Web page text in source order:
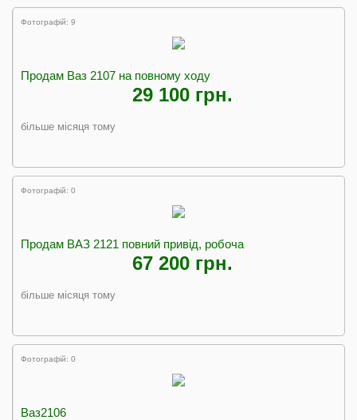
Фотографій: 9
Продам Ваз 2107 на повному ходу
29 100 грн.
більше місяця тому
Фотографій: 0
Продам ВАЗ 2121 повний привід, робоча
67 200 грн.
більше місяця тому
Фотографій: 0
Ваз2106